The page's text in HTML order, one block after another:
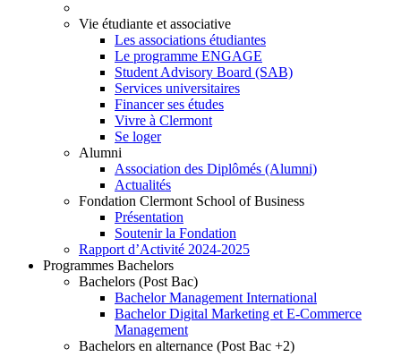
Vie étudiante et associative
Les associations étudiantes
Le programme ENGAGE
Student Advisory Board (SAB)
Services universitaires
Financer ses études
Vivre à Clermont
Se loger
Alumni
Association des Diplômés (Alumni)
Actualités
Fondation Clermont School of Business
Présentation
Soutenir la Fondation
Rapport d’Activité 2024-2025
Programmes Bachelors
Bachelors (Post Bac)
Bachelor Management International
Bachelor Digital Marketing et E-Commerce
Management
Bachelors en alternance (Post Bac +2)